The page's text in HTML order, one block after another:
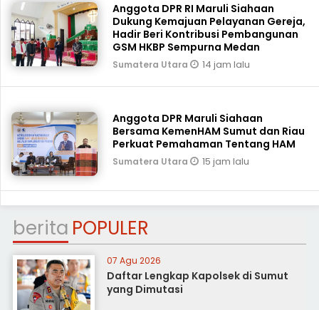
Anggota DPR RI Maruli Siahaan
Dukung Kemajuan Pelayanan Gereja,
Hadir Beri Kontribusi Pembangunan
GSM HKBP Sempurna Medan
Sumatera Utara 14 jam lalu
Anggota DPR Maruli Siahaan
Bersama KemenHAM Sumut dan Riau
Perkuat Pemahaman Tentang HAM
Sumatera Utara 15 jam lalu
berita POPULER
07 Agu 2026
Daftar Lengkap Kapolsek di Sumut
yang Dimutasi